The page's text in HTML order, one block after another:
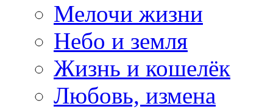
Мелочи жизни
Небо и земля
Жизнь и кошелёк
Любовь, измена